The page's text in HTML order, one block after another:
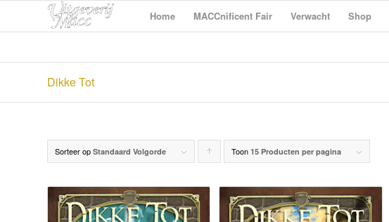
Home MACCnificent Fair Verwacht Shop
Dikke Tot
Sorteer op Standaard Volgorde
Producten
sorteren
Toon 15 Producten per pagina